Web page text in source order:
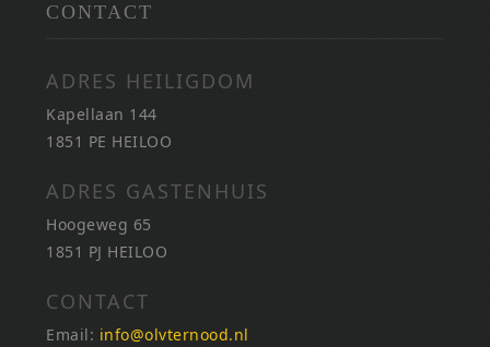
CONTACT
ADRES HEILIGDOM
Kapellaan 144
1851 PE HEILOO
ADRES GASTENHUIS
Hoogeweg 65
1851 PJ HEILOO
CONTACT
Email: info@olvternood.nl